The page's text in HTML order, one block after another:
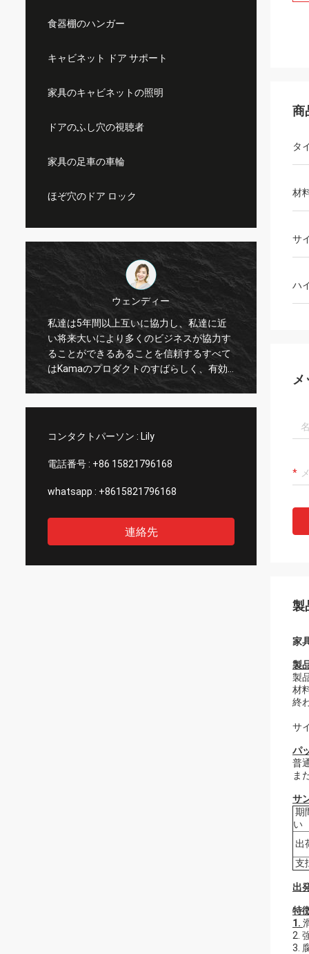
食器棚のハンガー
キャビネット ドア サポート
家具のキャビネットの照明
ドアのふし穴の視聴者
家具の足車の車輪
ほぞ穴のドア ロック
ウェンディー
私達は5年間以上互いに協力し、私達に近
い将来大いにより多くのビジネスが協力す
ることができるあることを信頼するすべて
はKamaのプロダクトのすばらしく、有効
なサービスそして良質によって決まる。
の
コンタクトパーソン : Lily
電話番号 : +86 15821796168
whatsapp : +8615821796168
連絡先
商
タ
材
サ
ハ
製
家
製
製
材
終
サ
パ
普
ま
サ
期
い
出
支
出
特
1.
2.
3.